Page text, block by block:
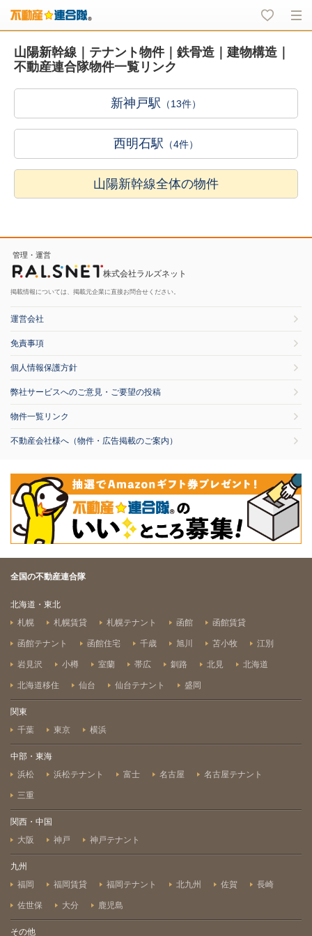
山陽新幹線｜テナント物件｜鉄骨造｜建物構造｜
不動産連合隊物件一覧リンク
新神戸駅 （13件）
西明石駅 （4件）
山陽新幹線全体の物件
管理・運営
株式会社ラルズネット
掲載情報については、掲載元企業に直接お問合せください。
運営会社
免責事項
個人情報保護方針
弊社サービスへのご意見・ご要望の投稿
物件一覧リンク
不動産会社様へ（物件・広告掲載のご案内）
全国の不動産連合隊
北海道・東北
札幌
札幌賃貸 札幌テナント 函館 函館賃貸
函館テナント 函館住宅 千歳 旭川 苫小牧 江別
岩見沢 小樽 室蘭 帯広 釧路 北見 北海道
北海道移住 仙台 仙台テナント 盛岡
関東
千葉
東京 横浜
中部・東海
浜松
浜松テナント 富士 名古屋 名古屋テナント
三重
関西・中国
大阪
神戸 神戸テナント
九州
福岡
福岡賃貸 福岡テナント 北九州 佐賀 長崎
佐世保 大分 鹿児島
その他